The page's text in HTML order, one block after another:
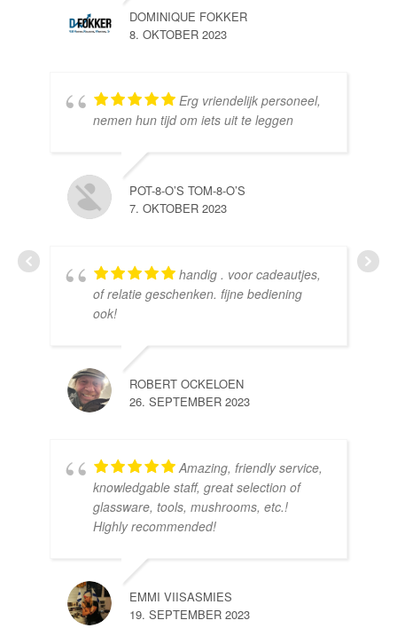
DOMINIQUE FOKKER
8. OKTOBER 2023
Erg vriendelijk personeel,
nemen hun tijd om iets uit te leggen
POT-8-O’S TOM-8-O’S
7. OKTOBER 2023
handig . voor cadeautjes,
of relatie geschenken. fijne bediening
ook!
ROBERT OCKELOEN
26. SEPTEMBER 2023
Amazing, friendly service,
knowledgable staff, great selection of
glassware, tools, mushrooms, etc.!
Highly recommended!
EMMI VIISASMIES
19. SEPTEMBER 2023